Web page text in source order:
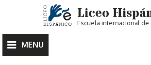
Liceo
Escuela internacional de
MENU